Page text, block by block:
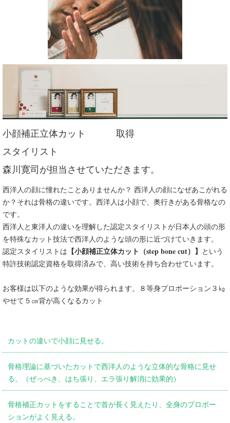
小顔補正立体カット 取得
スタイリスト
森川寛司が担当させていただきます。
西洋人の顔に憧れたことありませんか？ 西洋人の顔になぜあこがれる
か？それは骨格の違いです。西洋人は小顔で、奥行きがある骨格なの
です。
西洋人と東洋人の違いを理解した認定スタイリストが日本人の頭の形
を特殊なカット技法で西洋人のような頭の形に近づけていきます。
認定スタイリストは 【小顔補正立体カット（step bone cut）】 という
特許技術認定資格を取得済みで、高い技術を持ち合わせています。
お客様は以下のような効果が得られます。８等身プロポーション３㎏
やせて５㎝背が高くなるカット
カットの違いで小顔に見せる。
骨格理論に基づいたカットで西洋人のような立体的な骨格に見せ
る。（ぜっぺき、はち張り、エラ張り解消に効果的）
骨格補正カットをすることで首が長く見えたり、全身のプロポー
ションがよく見える。